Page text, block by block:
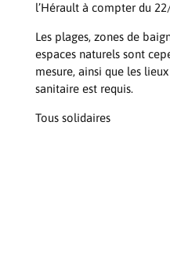
l’Hérault à compter du
Les plages, zones de
espaces naturels sont
mesure, ainsi que les
sanitaire est requis.
Tous solidaires